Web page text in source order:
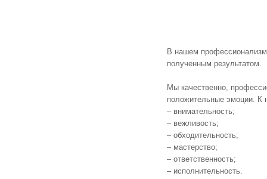
В нашем
полученным результатом.
Мы качественно,
положительные эмоции. К
– внимательность;
– вежливость;
– обходительность;
– мастерство;
– ответственность;
– исполнительность.